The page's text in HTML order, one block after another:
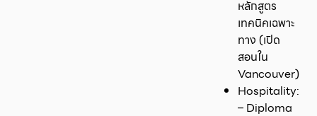
หลักสูตร
เทคนิคเฉพาะ
ทาง (เปิด
สอนใน
Vancouver)
Hospitality:
– Diploma